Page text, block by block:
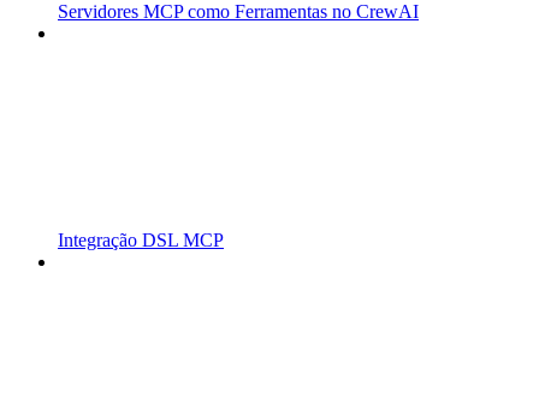
Servidores MCP como Ferramentas no CrewAI
Integração DSL MCP